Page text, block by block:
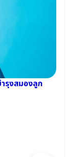
รุงสมองลูก